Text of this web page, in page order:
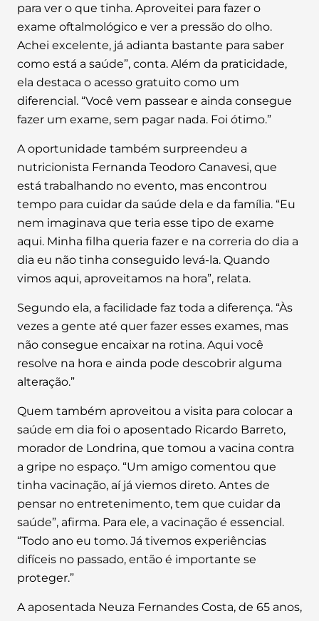
para ver o que tinha. Aproveitei para fazer o
exame oftalmológico e ver a pressão do olho.
Achei excelente, já adianta bastante para saber
como está a saúde”, conta. Além da praticidade,
ela destaca o acesso gratuito como um
diferencial. “Você vem passear e ainda consegue
fazer um exame, sem pagar nada. Foi ótimo.”
A oportunidade também surpreendeu a
nutricionista Fernanda Teodoro Canavesi, que
está trabalhando no evento, mas encontrou
tempo para cuidar da saúde dela e da família. “Eu
nem imaginava que teria esse tipo de exame
aqui. Minha filha queria fazer e na correria do dia a
dia eu não tinha conseguido levá-la. Quando
vimos aqui, aproveitamos na hora”, relata.
Segundo ela, a facilidade faz toda a diferença. “Às
vezes a gente até quer fazer esses exames, mas
não consegue encaixar na rotina. Aqui você
resolve na hora e ainda pode descobrir alguma
alteração.”
Quem também aproveitou a visita para colocar a
saúde em dia foi o aposentado Ricardo Barreto,
morador de Londrina, que tomou a vacina contra
a gripe no espaço. “Um amigo comentou que
tinha vacinação, aí já viemos direto. Antes de
pensar no entretenimento, tem que cuidar da
saúde”, afirma. Para ele, a vacinação é essencial.
“Todo ano eu tomo. Já tivemos experiências
difíceis no passado, então é importante se
proteger.”
A aposentada Neuza Fernandes Costa, de 65 anos,